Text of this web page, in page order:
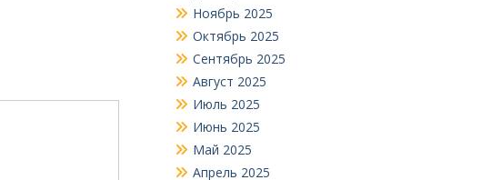
Ноябрь 2025
Октябрь 2025
Сентябрь 2025
Август 2025
Июль 2025
Июнь 2025
Май 2025
Апрель 2025